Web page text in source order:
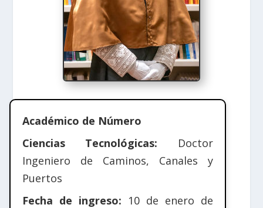
Académico de Número
Ciencias Tecnológicas: Doctor
Ingeniero de Caminos, Canales y
Puertos
Fecha de ingreso: 10 de enero de